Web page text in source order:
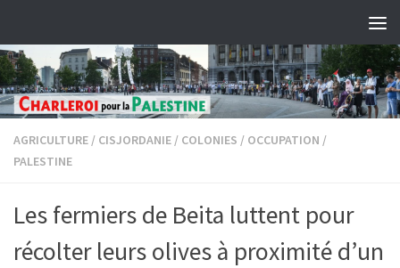
AGRICULTURE / CISJORDANIE / COLONIES / OCCUPATION /
PALESTINE
Les fermiers de Beita luttent pour
récolter leurs olives à proximité d’un